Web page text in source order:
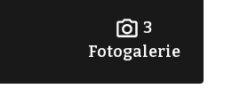
3
Fotogalerie